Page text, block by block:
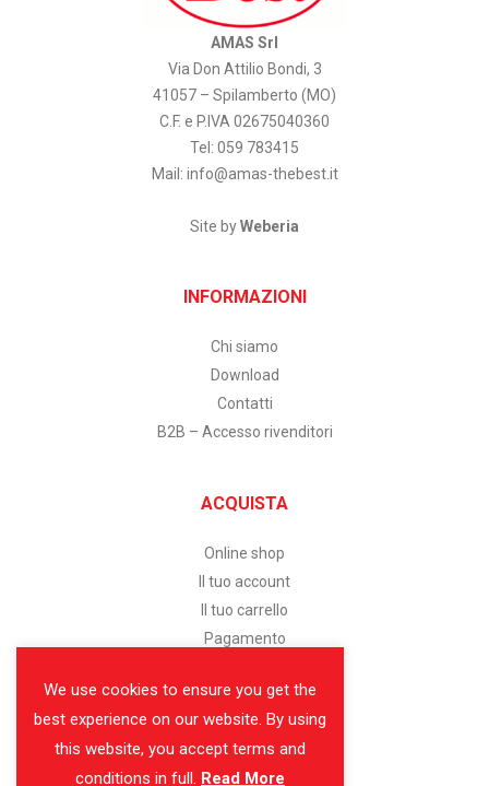
AMAS Srl
Via Don Attilio Bondi, 3
41057 – Spilamberto (MO)
C.F. e P.IVA 02675040360
Tel: 059 783415
Mail: info@amas-thebest.it
Site byWeberia
INFORMAZIONI
Chi siamo
Download
Contatti
B2B – Accesso rivenditori
ACQUISTA
Online shop
Il tuo account
Il tuo carrello
Pagamento
SERVIZIO CLIENTI
Assistenza clienti
We use cookies to ensure you get the
best experience on our website. By using
this website, you accept terms and
conditions in full. Read More